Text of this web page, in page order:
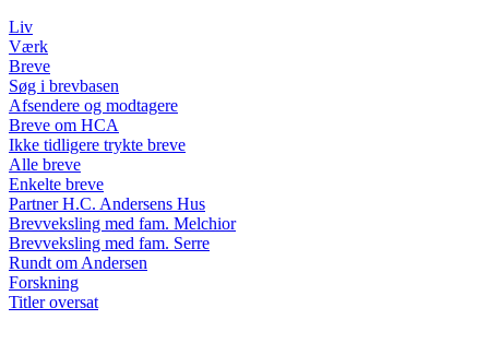
Liv
Værk
Breve
Søg i brevbasen
Afsendere og modtagere
Breve om HCA
Ikke tidligere trykte breve
Alle breve
Enkelte breve
Partner H.C. Andersens Hus
Brevveksling med fam. Melchior
Brevveksling med fam. Serre
Rundt om Andersen
Forskning
Titler oversat